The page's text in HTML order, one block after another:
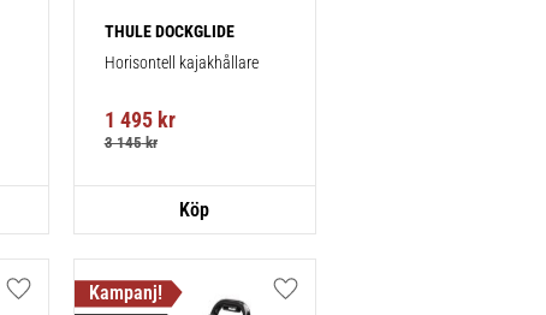
THULE DOCKGLIDE
Horisontell kajakhållare
1 495kr
3 145kr
Lägg till i favoriter Lägg till i favoriter